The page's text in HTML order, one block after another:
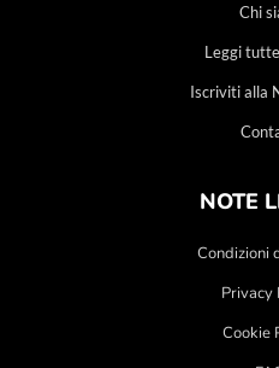
Chi
Leggi
Iscriviti alla
NOTE
Condizioni
Privacy
Cookie